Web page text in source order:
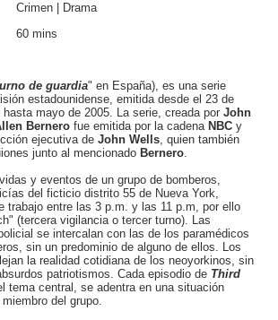
Crimen
Drama
60 mins
de guardia" en España), es una serie
estadounidense, emitida desde el 23 de
mayo de 2005. La serie, creada por John
Bernero fue emitida por la cadena NBC y
ejecutiva de John Wells, quien también
junto al mencionado Bernero.
y eventos de un grupo de bomberos,
del ficticio distrito 55 de Nueva York,
trabajo entre las 3 p.m. y las 11 p.m, por ello
(tercera vigilancia o tercer turno). Las
se intercalan con las de los paramédicos
sin un predominio de alguno de ellos. Los
la realidad cotidiana de los neoyorkinos, sin
patriotismos. Cada episodio de Third
tema central, se adentra en una situación
del grupo.